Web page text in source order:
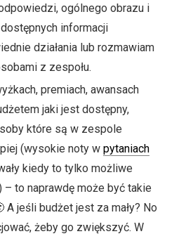
ogólnego obrazu i
informacji
działania lub rozmawiam
z zespołu.
premiach, awansach
jaki jest dostępny,
które są w zespole
(wysokie noty w pytaniach
kiedy to tylko możliwe
– to naprawdę może być takie
A jeśli budżet jest za mały? No
żeby go zwiększyć. W